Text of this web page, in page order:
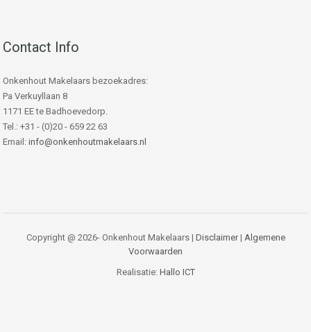
Contact Info
Onkenhout Makelaars bezoekadres:
Pa Verkuyllaan 8
1171 EE te Badhoevedorp.
Tel.: +31 - (0)20 - 659 22 63
Email: info@onkenhoutmakelaars.nl
Copyright @ 2026- Onkenhout Makelaars | Disclaimer| Algemene
Voorwaarden
Realisatie: Hallo ICT